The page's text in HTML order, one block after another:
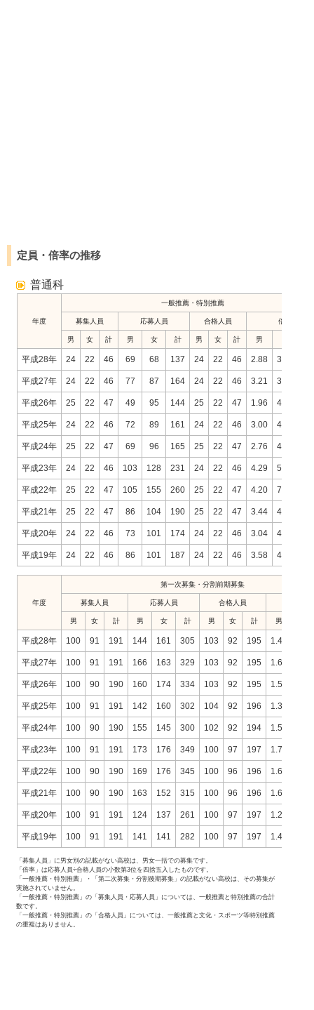
定員・倍率の推移
普通科
年度
一般推薦・特別推薦
募集人員 応募人員 合格人員 倍率
男 女 計 男 女 計 男 女 計 男
平成28年 24 22 46 69 68 137 24 22 46 2.88 3.09
平成27年 24 22 46 77 87 164 24 22 46 3.21 3.95
平成26年 25 22 47 49 95 144 25 22 47 1.96 4.32
平成25年 24 22 46 72 89 161 24 22 46 3.00 4.05
平成24年 25 22 47 69 96 165 25 22 47 2.76 4.36
平成23年 24 22 46 103 128 231 24 22 46 4.29 5.82
平成22年 25 22 47 105 155 260 25 22 47 4.20 7.05
平成21年 25 22 47 86 104 190 25 22 47 3.44 4.73
平成20年 24 22 46 73 101 174 24 22 46 3.04 4.59
平成19年 24 22 46 86 101 187 24 22 46 3.58 4.59
年度
第一次募集・分割前期募集
募集人員 応募人員 合格人員
男 女 計 男 女 計 男 女 計 男
平成28年 100 91 191 144 161 305 103 92 195 1.40
平成27年 100 91 191 166 163 329 103 92 195 1.61
平成26年 100 90 190 160 174 334 103 92 195 1.55
平成25年 100 91 191 142 160 302 104 92 196 1.37
平成24年 100 90 190 155 145 300 102 92 194 1.52
平成23年 100 91 191 173 176 349 100 97 197 1.73
平成22年 100 90 190 169 176 345 100 96 196 1.69
平成21年 100 90 190 163 152 315 100 96 196 1.63
平成20年 100 91 191 124 137 261 100 97 197 1.24
平成19年 100 91 191 141 141 282 100 97 197 1.41
「募集人員」に男女別の記載がない高校は、男女一括での募集です。
「倍率」は応募人員÷合格人員の小数第3位を四捨五入したものです。
「一般推薦・特別推薦」・「第二次募集・分割後期募集」の記載がない高校は、その募集が
実施されていません。
「一般推薦・特別推薦」の「募集人員・応募人員」については、一般推薦と特別推薦の合計
数です。
「一般推薦・特別推薦」の「合格人員」については、一般推薦と文化・スポーツ等特別推薦
の重複はありません。